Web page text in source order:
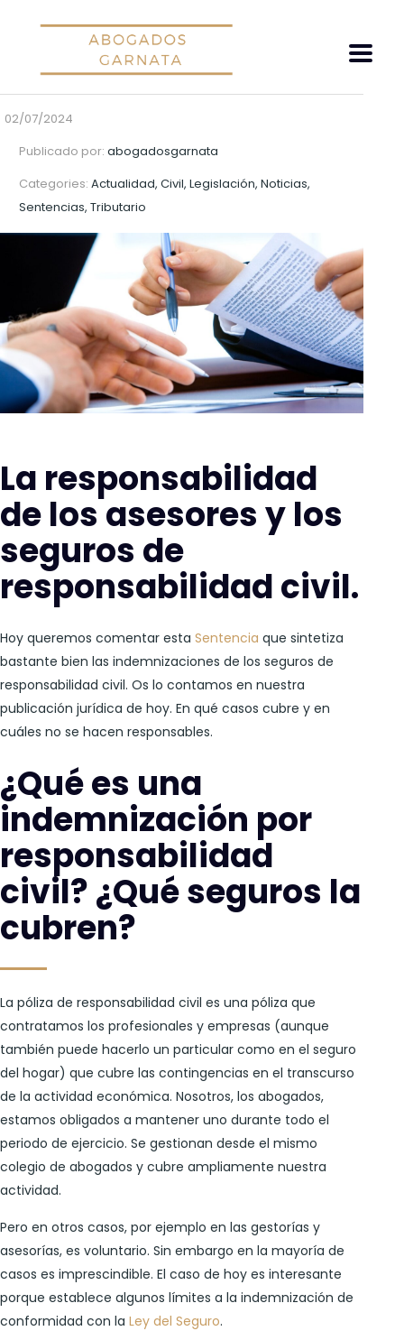
02/07/2024
Publicado por: abogadosgarnata
Categories: Actualidad, Civil, Legislación, Noticias,
Sentencias, Tributario
La responsabilidad
de los asesores y los
seguros de
responsabilidad civil.
Hoy queremos comentar esta Sentencia que sintetiza
bastante bien las indemnizaciones de los seguros de
responsabilidad civil. Os lo contamos en nuestra
publicación jurídica de hoy. En qué casos cubre y en
cuáles no se hacen responsables.
¿Qué es una
indemnización por
responsabilidad
civil? ¿Qué seguros la
cubren?
La póliza de responsabilidad civil es una póliza que
contratamos los profesionales y empresas (aunque
también puede hacerlo un particular como en el seguro
del hogar) que cubre las contingencias en el transcurso
de la actividad económica. Nosotros, los abogados,
estamos obligados a mantener uno durante todo el
periodo de ejercicio. Se gestionan desde el mismo
colegio de abogados y cubre ampliamente nuestra
actividad.
Pero en otros casos, por ejemplo en las gestorías y
asesorías, es voluntario. Sin embargo en la mayoría de
casos es imprescindible. El caso de hoy es interesante
porque establece algunos límites a la indemnización de
conformidad con la Ley del Seguro.